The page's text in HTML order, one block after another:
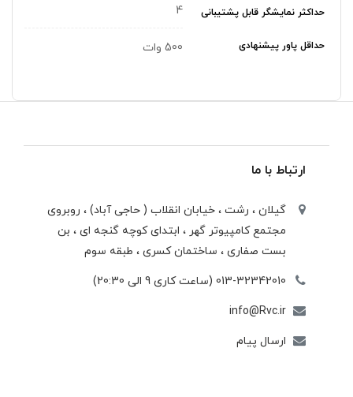
حداکثر نمایشگر قابل پشتیبانی 4
حداقل پاور پیشنهادی 500 وات
ارتباط با ما
گیلان ، رشت ، خيابان انقلاب ( حاجی آباد) ، روبروی
مجتمع كامپيوتر گهر ، ابتدای كوچه گنجه ای ، بن
بست صفاری ، ساختمان كسری ، طبقه سوم
013-32342010 (ساعت کاری 9 الی 20:30)
info@Rvc.ir
ارسال پیام